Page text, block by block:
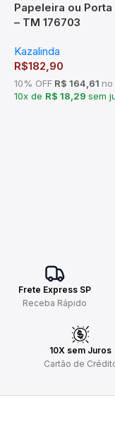
Papeleira ou
– TM 176703
Kazalinda
R$182,90
10% OFF R$ 164,61 no
10x de R$ 18,29 sem
Frete Express SP
Receba Rápido
10X sem Juros
Cartão de